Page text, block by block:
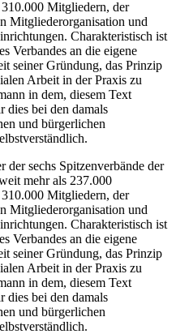
Mitgliedern, der
Mitgliederorganisation und
Charakteristisch ist
Verbandes an die eigene
seiner Gründung, das Prinzip
Arbeit in der Praxis zu
in dem, diesem Text
dies bei den damals
und bürgerlichen
sechs Spitzenverbände der
mehr als 237.000
Mitgliedern, der
Mitgliederorganisation und
Charakteristisch ist
Verbandes an die eigene
seiner Gründung, das Prinzip
Arbeit in der Praxis zu
in dem, diesem Text
dies bei den damals
und bürgerlichen